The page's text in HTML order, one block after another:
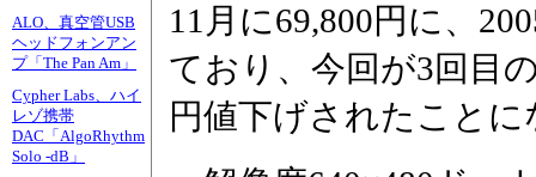
ALO、真空管USB
ヘッドフォンアン
プ「The Pan Am」
Cypher Labs、ハイ
レゾ携帯
DAC「AlgoRhythm
Solo -dB」
11月に69,800円に、
ており、今回が3回目
円値下げされたことに